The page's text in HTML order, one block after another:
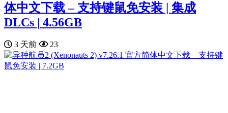
体中文下载 – 支持键鼠免安装 | 集成
DLCs | 4.56GB
3 天前 23